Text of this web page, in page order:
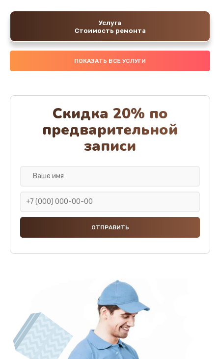
Услуга
Стоимость ремонта
ПОКАЗАТЬ ВСЕ УСЛУГИ
Скидка 20% по
предварительной
записи